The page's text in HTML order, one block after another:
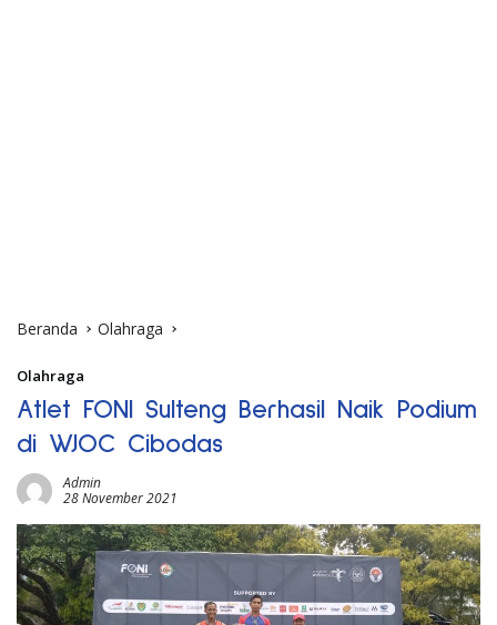
Beranda Olahraga
Olahraga
Atlet FONI Sulteng Berhasil Naik Podium
di WJOC Cibodas
Admin
28 November 2021